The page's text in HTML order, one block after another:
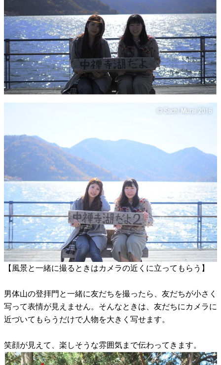
【風景と一緒に撮るときはカメラの近くに立ってもらう】
男体山の登拝門と一緒に友だちを撮ったら、友だちが小さく
写って表情が見えません。そんなときは、友だちにカメラに
近づいてもらうだけで人物を大きく写せます。
笑顔が見えて、楽しそうな雰囲気まで伝わってきます。